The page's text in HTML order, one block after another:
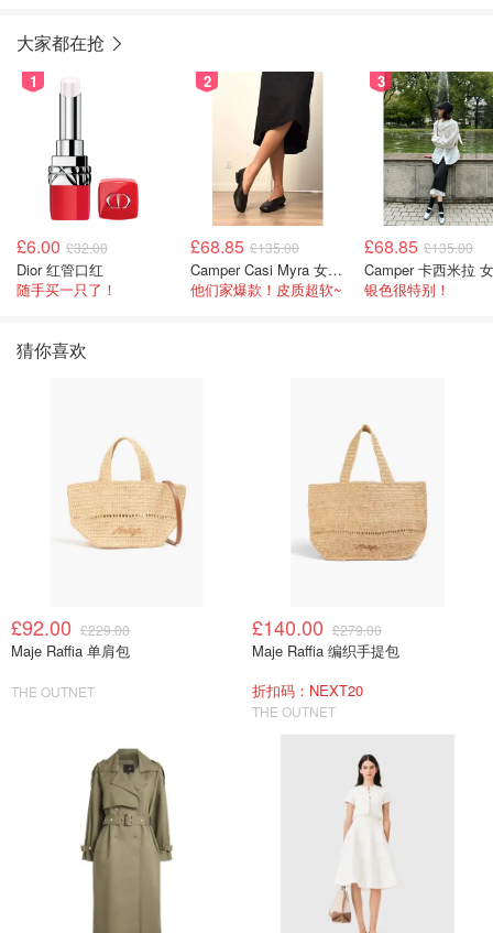
大家都在抢
1
£6.00 £32.00
Dior 红管口红
随手买一只了！
2
£68.85 £135.00
Camper Casi Myra 女士乐福鞋
他们家爆款！皮质超软~
3
£68.85 £135.00
银色很特别！
猜你喜欢
£92.00 £229.00
Maje Raffia 单肩包
THE OUTNET
£140.00 £279.00
Maje Raffia 编织手提包
折扣码：NEXT20
THE OUTNET